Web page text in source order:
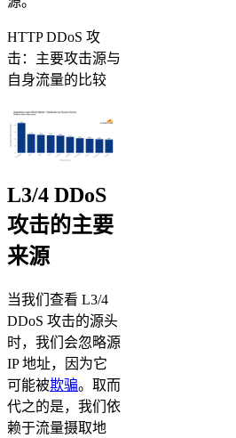
HTTP DDoS 攻
击：主要攻击源与
自身流量的比较
L3/4 DDoS
攻击的主要
来源
当我们查看 L3/4
DDoS 攻击的源头
时，我们会忽略源
IP 地址，因为它
可能被欺骗。取而
代之的是，我们依
赖于流量摄取地